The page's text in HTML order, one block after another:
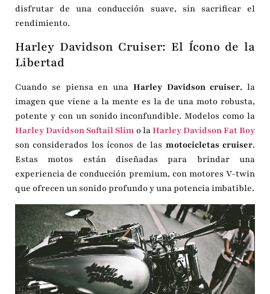
disfrutar de una conducción suave, sin sacrificar el
rendimiento.
Harley Davidson Cruiser: El Ícono de la
Libertad
Cuando se piensa en una Harley Davidson cruiser, la
imagen que viene a la mente es la de una moto robusta,
potente y con un sonido inconfundible. Modelos como la
Harley Davidson Softail Slim o laHarley Davidson Fat Boy
son considerados los íconos de las motocicletas cruiser.
Estas motos están diseñadas para brindar una
experiencia de conducción premium, con motores V-twin
que ofrecen un sonido profundo y una potencia imbatible.